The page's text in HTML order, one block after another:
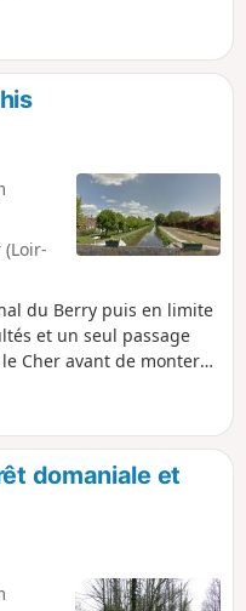
du Berry puis en limite
et un seul passage
Cher avant de monter
domaniale et